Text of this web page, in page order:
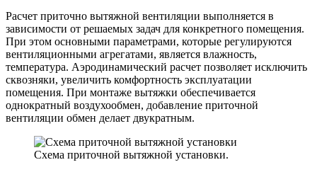
Расчет приточно вытяжной вентиляции выполняется в
зависимости от решаемых задач для конкретного помещения.
При этом основными параметрами, которые регулируются
вентиляционными агрегатами, является влажность,
температура. Аэродинамический расчет позволяет исключить
сквозняки, увеличить комфортность эксплуатации
помещения. При монтаже вытяжки обеспечивается
однократный воздухообмен, добавление приточной
вентиляции обмен делает двукратным.
Схема приточной вытяжной установки.